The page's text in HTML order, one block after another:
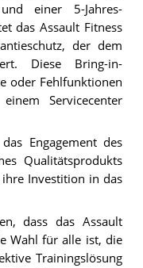
einer 5-Jahres-
das Assault Fitness
der dem
Diese Bring-in-
oder Fehlfunktionen
Servicecenter
Engagement des
Qualitätsprodukts
Investition in das
dass das Assault
Wahl für alle ist, die
Trainingslösung